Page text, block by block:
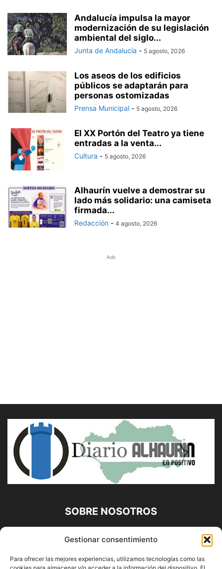
Gestionar consentimiento
Para ofrecer las mejores experiencias, utilizamos tecnologías como las
Andalucía impulsa la mayor
modernización de su legislación
ambiental del siglo...
Junta de Andalucía - 5 agosto, 2026
Los aseos de los edificios
públicos se adaptarán para
personas ostomizadas
Prensa Municipal - 5 agosto, 2026
El XX Portón del Teatro ya tiene
entradas a la venta...
Cultura - 5 agosto, 2026
Alhaurín vuelve a demostrar su
lado más solidario: una camiseta
firmada...
Redacción - 4 agosto, 2026
Ads
SOBRE NOSOTROS
Diario Alhaurín (www.alhaurindelatorre.com) Propiedad de
Francisco E. López López | 639 95 71 95 | Noticias de
Alhaurín de la Torre, Málaga y Provincia|